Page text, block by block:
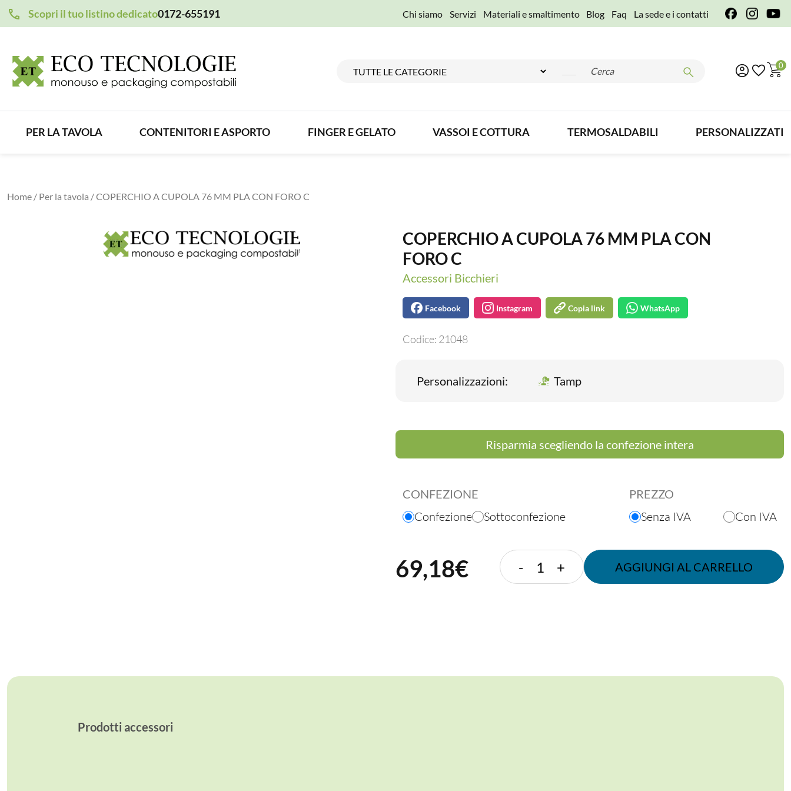
Scopri il tuo listino dedicato0172-655191 Chi siamo Servizi Materiali e smaltimento Blog Faq La sede e i contatti
0
PER LA TAVOLA CONTENITORI E ASPORTO FINGER E GELATO VASSOI E COTTURA TERMOSALDABILI PERSONALIZZATI
Home / Per la tavola / COPERCHIO A CUPOLA 76 MM PLA CON FORO C
COPERCHIO A CUPOLA 76 MM PLA CON
FORO C
Accessori Bicchieri
Facebook Instagram Copia link WhatsApp
Codice: 21048
Personalizzazioni: Tamp
Risparmia scegliendo la confezione intera
CONFEZIONE PREZZO
Confezione Sottoconfezione Senza IVA Con IVA
69,18€ -
COPERCHIO
A
+ AGGIUNGI AL CARRELLO
Prodotti accessori